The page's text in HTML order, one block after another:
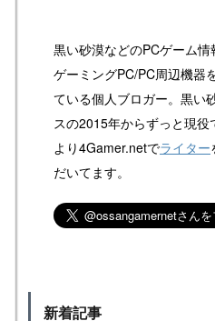
黒い砂漠などのPCゲーム情
ゲーミングPC/PC周辺機器
ている個人ブロガー。黒い
スの2015年からずっと現役
より4Gamer.netでライター
だいてます。
新着記事